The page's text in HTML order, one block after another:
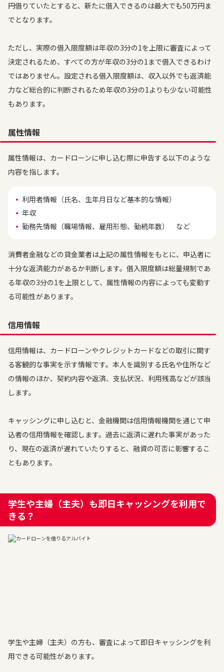
円借りていたとすると、新たに借入できるのは最大でも50万円ま
でとなります。
ただし、実際の借入限度額は年収の3分の1を上限に審査によって
決定されるため、すべての方が年収の3分の1まで借入できるわけ
ではありません。設定される借入限度額は、収入以外でも返済能
力など総合的に判断されるため年収の3分の1よりも少ない可能性
もあります。
属性情報
属性情報は、カードローンに申し込む際に申告する以下のような
内容を指します。
利用者情報（氏名、生年月日など基本的な情報）
年収
勤務先情報（職場情報、雇用形態、勤続年数） など
消費者金融などの貸金業者は上記の属性情報をもとに、申込者に
十分な返済能力があるか判断します。借入限度額は総量規制であ
る年収の3分の1を上限として、属性情報の内容によっても変動す
る可能性があります。
信用情報
信用情報は、カードローンやクレジットカードなどの取引に関す
る客観的な事実を示す情報です。本人を識別する氏名や住所など
の情報のほか、契約内容や返済、支払状況、利用残高などが該当
します。
キャッシングに申し込むと、金融機関は信用情報機関を通じて申
込者の信用情報を確認します。過去に返済に遅れた事実があった
り、現在の返済が遅れていたりすると、融資の可否に影響するこ
ともあります。
学生や主婦（主夫）も即日キャッシングを利用で
きる？
学生や主婦（主夫）の方も、審査によって即日キャッシングを利
用できる可能性があります。